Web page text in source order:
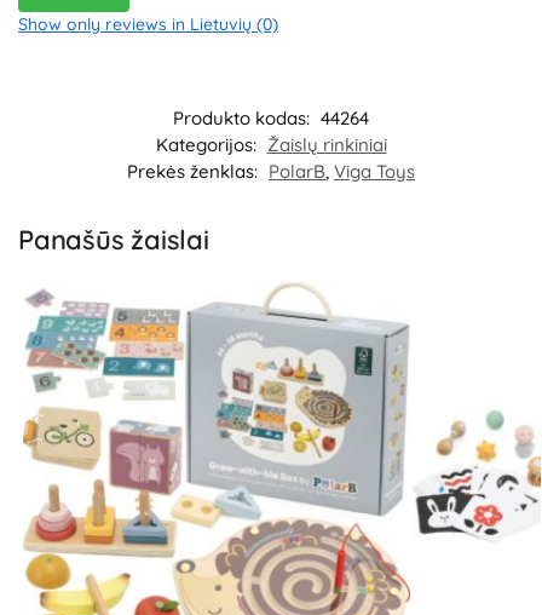
Show only reviews in Lietuvių (0)
Produkto kodas: 44264
Kategorijos: Žaislų rinkiniai
Prekės ženklas: PolarB, Viga Toys
Panašūs žaislai